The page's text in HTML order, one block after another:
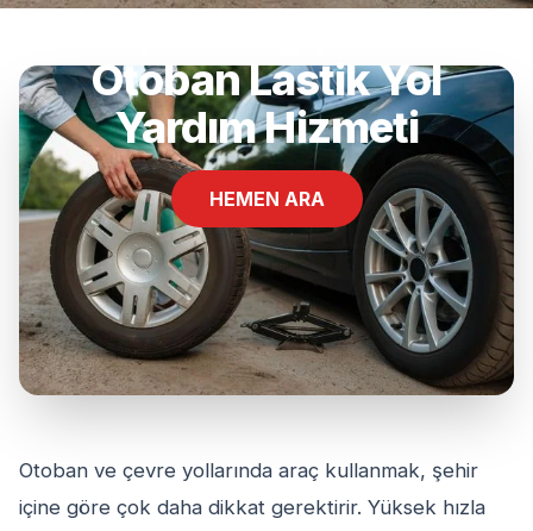
Otoban Lastik Yol
Yardım Hizmeti
HEMEN ARA
Otoban ve çevre yollarında araç kullanmak, şehir
içine göre çok daha dikkat gerektirir. Yüksek hızla